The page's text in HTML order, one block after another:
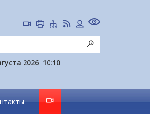
2026 10:10